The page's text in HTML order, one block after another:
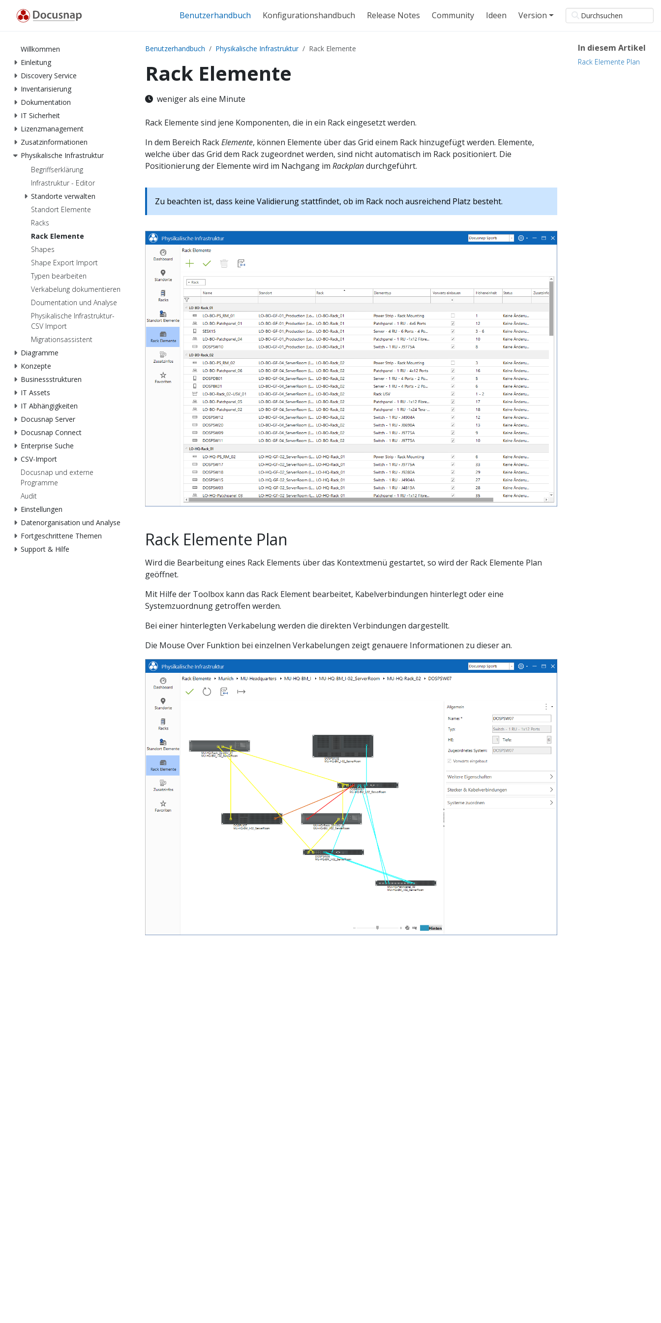
Benutzerhandbuch Konfigurationshandbuch Release Notes Community Ideen Version
Willkommen
Einleitung
Discovery Service
Inventarisierung
Dokumentation
IT Sicherheit
Lizenzmanagement
Zusatzinformationen
Physikalische Infrastruktur
Begriffserklärung
Infrastruktur - Editor
Standorte verwalten
Standort Elemente
Racks
Rack Elemente
Shapes
Shape Export Import
Typen bearbeiten
Verkabelung dokumentieren
Doumentation und Analyse
Physikalische Infrastruktur-
CSV Import
Migrationsassistent
Diagramme
Konzepte
Businessstrukturen
IT Assets
IT Abhängigkeiten
Docusnap Server
Docusnap Connect
Enterprise Suche
CSV-Import
Docusnap und externe
Programme
Audit
Einstellungen
Datenorganisation und Analyse
Fortgeschrittene Themen
Support & Hilfe
In diesem Artikel
Rack Elemente Plan
Benutzerhandbuch Physikalische Infrastruktur Rack Elemente
Rack Elemente
weniger als eine Minute
Rack Elemente sind jene Komponenten, die in ein Rack eingesetzt werden.
In dem Bereich RackElemente, können Elemente über das Grid einem Rack hinzugefügt werden. Elemente,
welche über das Grid dem Rack zugeordnet werden, sind nicht automatisch im Rack positioniert. Die
Positionierung der Elemente wird im Nachgang im Rackplandurchgeführt.
Zu beachten ist, dass keine Validierung stattfindet, ob im Rack noch ausreichend Platz besteht.
Rack Elemente Plan
Wird die Bearbeitung eines Rack Elements über das Kontextmenü gestartet, so wird der Rack Elemente Plan
geöffnet.
Mit Hilfe der Toolbox kann das Rack Element bearbeitet, Kabelverbindungen hinterlegt oder eine
Systemzuordnung getroffen werden.
Bei einer hinterlegten Verkabelung werden die direkten Verbindungen dargestellt.
Die Mouse Over Funktion bei einzelnen Verkabelungen zeigt genauere Informationen zu dieser an.